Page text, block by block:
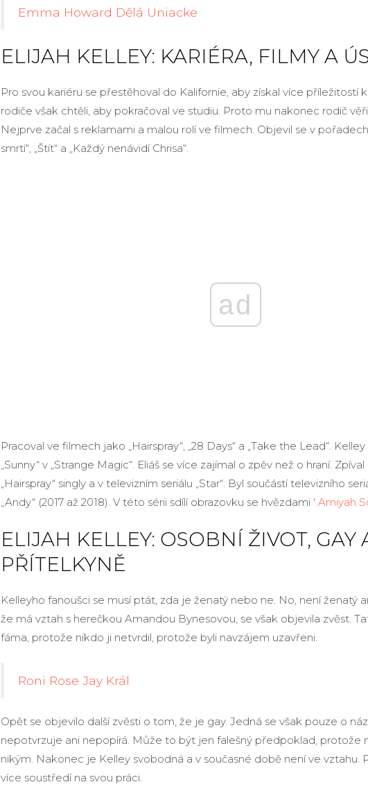
Emma Howard Dělá Uniacke
ELIJAH KELLEY: KARIÉRA, FILMY A
Pro svou kariéru se přestěhoval do Kalifornie, aby získal více příležitostí
rodiče však chtěli, aby pokračoval ve studiu. Proto mu nakonec rodič
Nejprve začal s reklamami a malou rolí ve filmech. Objevil se v
smrtí“, „Štít“ a „Každý nenávidí Chrisa“.
ad
Pracoval ve filmech jako „Hairspray“, „28 Days“ a „Take the Lead“.
„Sunny“ v „Strange Magic“. Eliáš se více zajímal o zpěv než o hraní.
„Hairspray“ singly a v televizním seriálu „Star“. Byl součástí televizního
„Andy“ (2017 až 2018). V této sérii sdílí obrazovku se hvězdami ‘ Amiyah
ELIJAH KELLEY: OSOBNÍ ŽIVOT, GAY
PŘÍTELKYNĚ
Kelleyho fanoušci se musí ptát, zda je ženatý nebo ne. No, není ženatý
že má vztah s herečkou Amandou Bynesovou, se však objevila zvěst.
fáma, protože nikdo ji netvrdil, protože byli navzájem uzavřeni.
Roni Rose Jay Král
Opět se objevilo další zvěsti o tom, že je gay. Jedná se však pouze o
nepotvrzuje ani nepopírá. Může to být jen falešný předpoklad, protože
nikým. Nakonec je Kelley svobodná a v současné době není ve vztahu.
více soustředí na svou práci.